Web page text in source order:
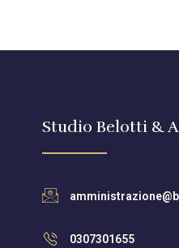
Studio Belotti &
0307301655